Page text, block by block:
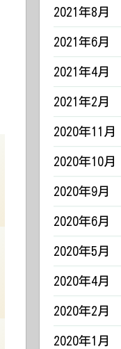
2021年8月
2021年6月
2021年4月
2021年2月
2020年11月
2020年10月
2020年9月
2020年6月
2020年5月
2020年4月
2020年2月
2020年1月